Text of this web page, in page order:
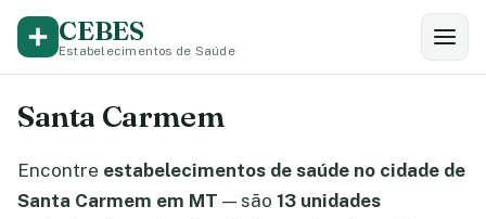
CEBES
Estabelecimentos de Saúde
Santa Carmem
Encontre estabelecimentos de saúde no cidade de
Santa Carmem em MT — são 13 unidades